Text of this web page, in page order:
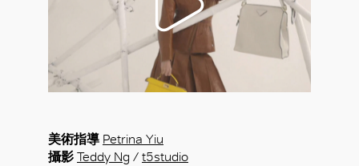
美術指導 Petrina Yiu
攝影 Teddy Ng / t5studio